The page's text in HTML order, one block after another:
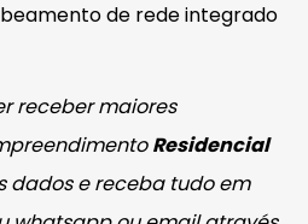
de rede integrado
receber maiores
Residencial
dados e receba tudo em